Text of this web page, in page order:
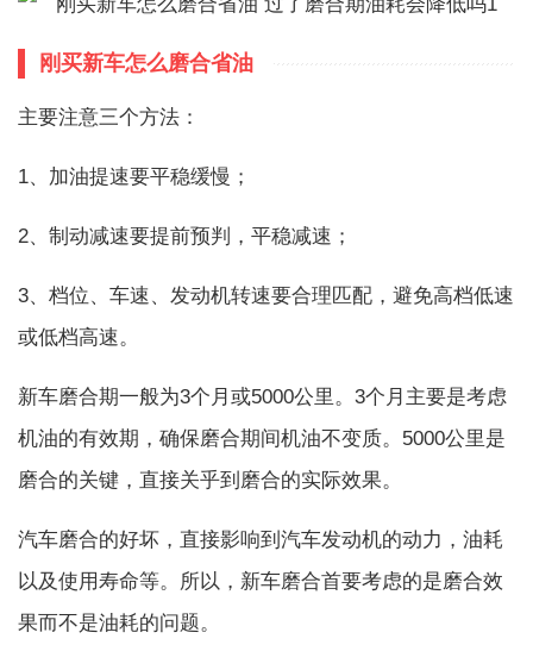
刚买新车怎么磨合省油
主要注意三个方法：
1、加油提速要平稳缓慢；
2、制动减速要提前预判，平稳减速；
3、档位、车速、发动机转速要合理匹配，避免高档低速
或低档高速。
新车磨合期一般为3个月或5000公里。3个月主要是考虑
机油的有效期，确保磨合期间机油不变质。5000公里是
磨合的关键，直接关乎到磨合的实际效果。
汽车磨合的好坏，直接影响到汽车发动机的动力，油耗
以及使用寿命等。所以，新车磨合首要考虑的是磨合效
果而不是油耗的问题。